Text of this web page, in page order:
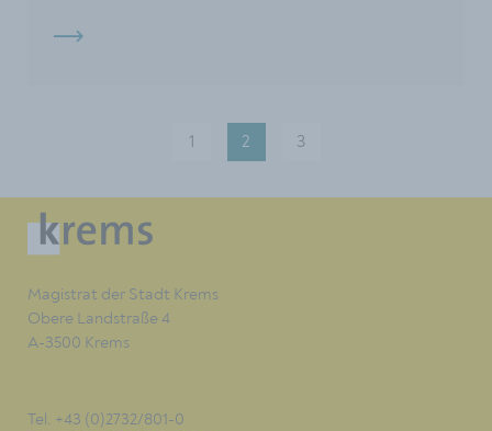
1 2 3
Magistrat der Stadt Krems
Obere Landstraße 4
A-3500 Krems
Tel. +43 (0)2732/801-0